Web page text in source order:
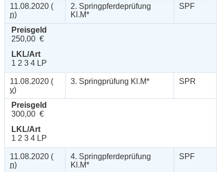
11.08.2020 (
n)
2. Springpferdeprüfung
Kl.M*
SPF
Preisgeld
250,00 €
LKL/Art
1 2 3 4 LP
11.08.2020 (
v)
3. Springprüfung Kl.M* SPR
Preisgeld
300,00 €
LKL/Art
1 2 3 4 LP
11.08.2020 (
n)
4. Springpferdeprüfung
Kl.M*
SPF